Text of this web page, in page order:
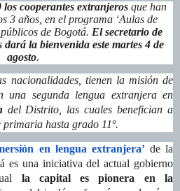
los cooperantes extranjeros que han
3 años, en el programa ‘Aulas de
de Bogotá. El secretario de
dará la bienvenida este martes 4 de
agosto.
nacionalidades, tienen la misión de
una segunda lengua extranjera en
del Distrito, las cuales benefician a
primaria hasta grado 11º.
en lengua extranjera’ de la
es una iniciativa del actual gobierno
la capital es pionera en la